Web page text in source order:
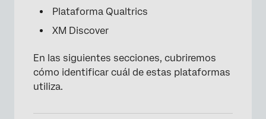
Plataforma Qualtrics
XM Discover
En las siguientes secciones, cubriremos
cómo identificar cuál de estas plataformas
utiliza.